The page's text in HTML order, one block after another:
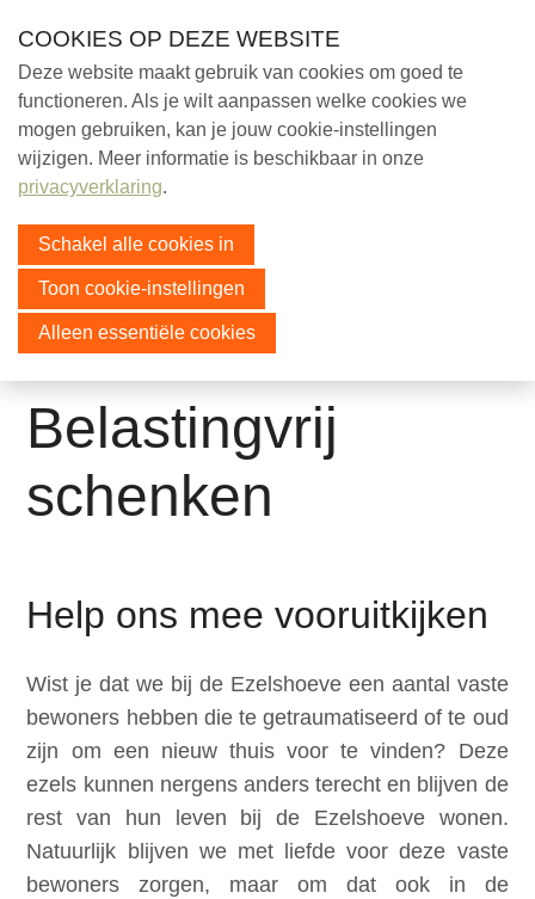
links
Jump
to
navigation
Jump
to
main
content
Belastingvrij
schenken
Help ons mee vooruitkijken
Wist je dat we bij de Ezelshoeve een aantal vaste
bewoners hebben die te getraumatiseerd of te oud
zijn om een nieuw thuis voor te vinden? Deze
ezels kunnen nergens anders terecht en blijven de
rest van hun leven bij de Ezelshoeve wonen.
Natuurlijk blijven we met liefde voor deze vaste
bewoners zorgen, maar om dat ook in de
Help mee!
Help mee
Steun ons
Belastingvrij schenken
Adoptie
Kleding inzameling
Doneer uw cadeaubon
Over ons
Ezels
Educatie
Sociaal
Login
COOKIES OP DEZE WEBSITE
Deze website maakt gebruik van cookies om goed te
functioneren. Als je wilt aanpassen welke cookies we
mogen gebruiken, kan je jouw cookie-instellingen
wijzigen. Meer informatie is beschikbaar in onze
privacyverklaring.
Schakel alle cookies in
Toon cookie-instellingen
Alleen essentiële cookies